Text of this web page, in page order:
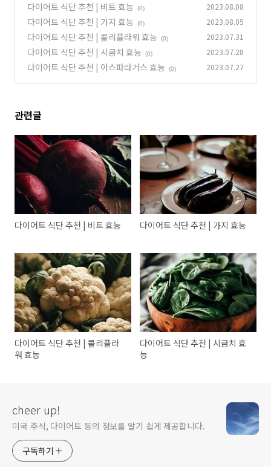
다이어트 식단 추천 | 비트 효능
(0) 2023.08.08
다이어트 식단 추천 | 가지 효능 (0) 2023.08.05
다이어트 식단 추천 | 콜리플라워 효능 (0) 2023.07.31
다이어트 식단 추천 | 시금치 효능 (0) 2023.07.28
다이어트 식단 추천 | 아스파라거스 효능 (0) 2023.07.27
관련글
다이어트 식단 추천 | 비트 효능 다이어트 식단 추천 | 가지 효능
다이어트 식단 추천 | 콜리플라
워 효능
다이어트 식단 추천 | 시금치 효
능
cheer up!
미국 주식, 다이어트 등의 정보를 알기 쉽게 제공합니다.
구독하기